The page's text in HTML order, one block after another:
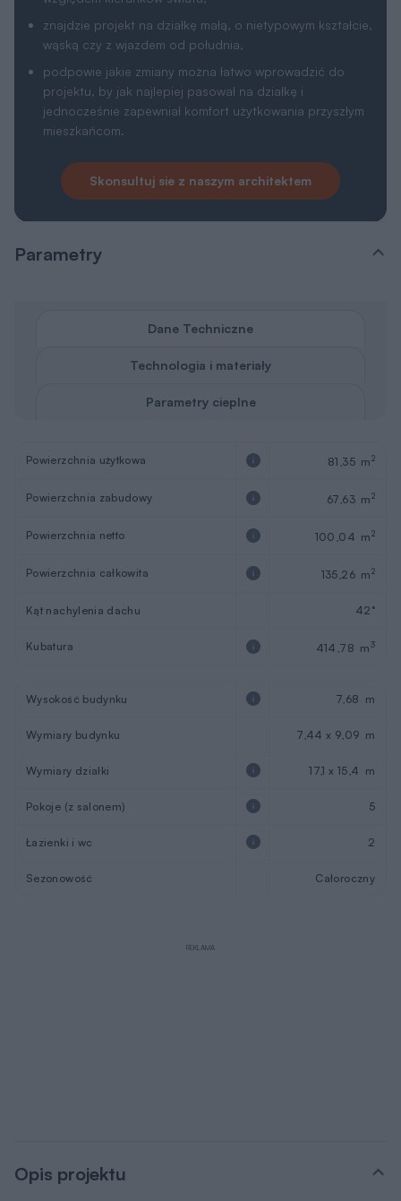
znajdzie projekt na działkę małą, o nietypowym kształcie,
wąską czy z wjazdem od południa,
podpowie jakie zmiany można łatwo wprowadzić do
projektu, by jak najlepiej pasował na działkę i
jednocześnie zapewniał komfort użytkowania przyszłym
mieszkańcom.
Skonsultuj sie z naszym architektem
Parametry
Dane Techniczne
Technologia i materiały
Parametry cieplne
Powierzchnia użytkowa 81,35 m2
Powierzchnia zabudowy 67,63 m2
Powierzchnia netto 100,04 m2
Powierzchnia całkowita 135,26 m2
Kąt nachylenia dachu 42°
Kubatura 414,78 m3
Wysokość budynku 7,68 m
Wymiary budynku 7,44 x 9,09 m
Wymiary działki 17,1 x 15,4 m
Pokoje (z salonem) 5
Łazienki i wc 2
Sezonowość Całoroczny
REKLAMA
Opis projektu